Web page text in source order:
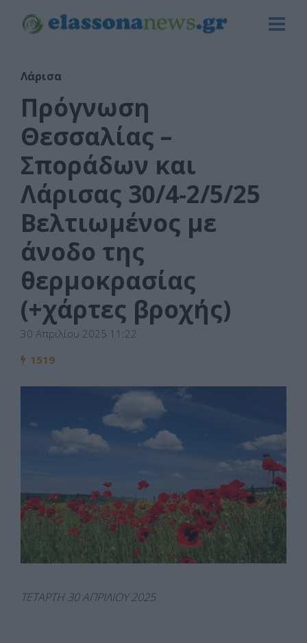
Λάρισα
Πρόγνωση
Θεσσαλίας –
Σποράδων και
Λάρισας 30/4-2/5/25
Βελτιωμένος με
άνοδο της
θερμοκρασίας
(+χάρτες βροχής)
30 Απριλίου 2025 11:22
1519
ΤΕΤΑΡΤΗ 30 ΑΠΡΙΛΙΟΥ 2025